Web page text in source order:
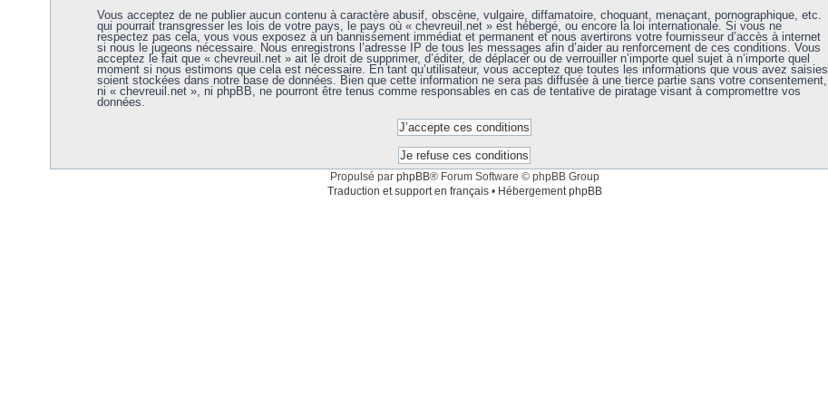
Vous acceptez de ne publier aucun contenu à caractère abusif, obscène, vulgaire, diffamatoire, choquant, menaçant, pornographique, etc.
qui pourrait transgresser les lois de votre pays, le pays où « chevreuil.net » est hébergé, ou encore la loi internationale. Si vous ne
respectez pas cela, vous vous exposez à un bannissement immédiat et permanent et nous avertirons votre fournisseur d’accès à internet
si nous le jugeons nécessaire. Nous enregistrons l’adresse IP de tous les messages afin d’aider au renforcement de ces conditions. Vous
acceptez le fait que « chevreuil.net » ait le droit de supprimer, d’éditer, de déplacer ou de verrouiller n’importe quel sujet à n’importe quel
moment si nous estimons que cela est nécessaire. En tant qu’utilisateur, vous acceptez que toutes les informations que vous avez saisies
soient stockées dans notre base de données. Bien que cette information ne sera pas diffusée à une tierce partie sans votre consentement,
ni « chevreuil.net », ni phpBB, ne pourront être tenus comme responsables en cas de tentative de piratage visant à compromettre vos
données.
Propulsé par phpBB® Forum Software © phpBB Group
Traduction et support en français• Hébergement phpBB